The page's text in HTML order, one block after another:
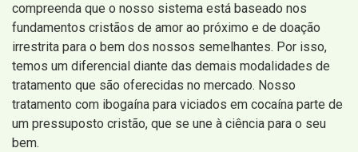
compreenda que o nosso sistema está baseado nos
fundamentos cristãos de amor ao próximo e de doação
irrestrita para o bem dos nossos semelhantes. Por isso,
temos um diferencial diante das demais modalidades de
tratamento que são oferecidas no mercado. Nosso
tratamento com ibogaína para viciados em cocaína parte de
um pressuposto cristão, que se une à ciência para o seu
bem.